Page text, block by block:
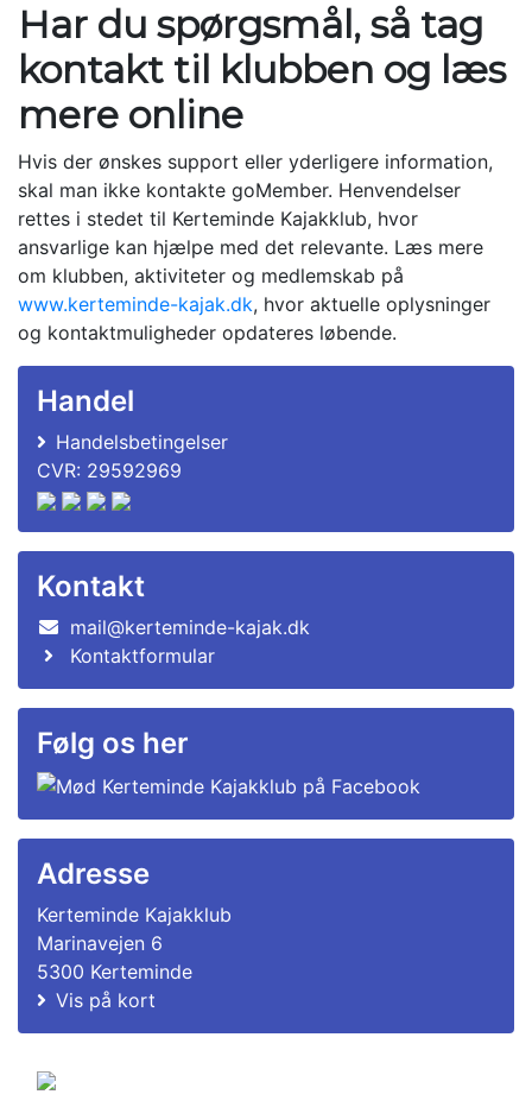
Har du spørgsmål, så tag
kontakt til klubben og læs
mere online
Hvis der ønskes support eller yderligere information,
skal man ikke kontakte goMember. Henvendelser
rettes i stedet til Kerteminde Kajakklub, hvor
ansvarlige kan hjælpe med det relevante. Læs mere
om klubben, aktiviteter og medlemskab på
www.kerteminde-kajak.dk, hvor aktuelle oplysninger
og kontaktmuligheder opdateres løbende.
Handel
Handelsbetingelser
CVR: 29592969
Kontakt
mail@kerteminde-kajak.dk
Kontaktformular
Følg os her
Adresse
Kerteminde Kajakklub
Marinavejen 6
5300 Kerteminde
Vis på kort